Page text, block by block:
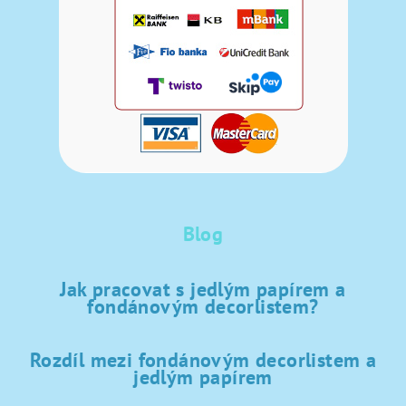
Blog
Jak pracovat s jedlým papírem a
fondánovým decorlistem?
Rozdíl mezi fondánovým decorlistem a
jedlým papírem